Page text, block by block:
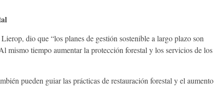
dio que “los planes de gestión sostenible a largo plazo son
mismo tiempo aumentar la protección forestal y los servicios de los
pueden guiar las prácticas de restauración forestal y el aumento